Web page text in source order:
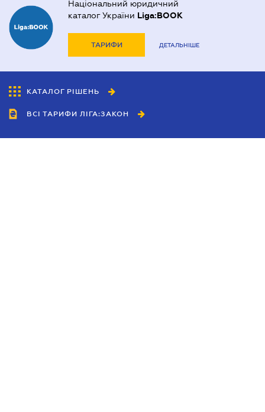
Національний юридичний
каталог України Liga:BOOK
ТАРИФИ ДЕТАЛЬНІШЕ
КАТАЛОГ РІШЕНЬ
ВСІ ТАРИФИ ЛІГА:ЗАКОН